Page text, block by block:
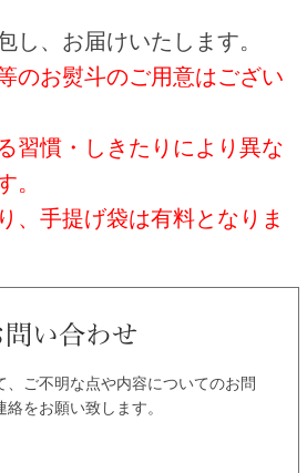
し、お届けいたします。
のお熨斗のご用意はござい
習慣・しきたりにより異な
。
、手提げ袋は有料となりま
、ご不明な点や内容についてのお問
をお願い致します。